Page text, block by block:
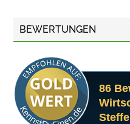
BEWERTUNGEN
86